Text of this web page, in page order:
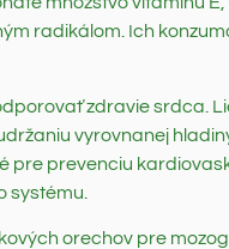
radikálom. Ich
zdravie srdca.
vyrovnanej
pre prevenciu
systému.
orechov pre